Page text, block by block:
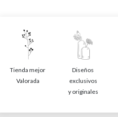
Tienda mejor
Valorada
Diseños
exclusivos
y originales